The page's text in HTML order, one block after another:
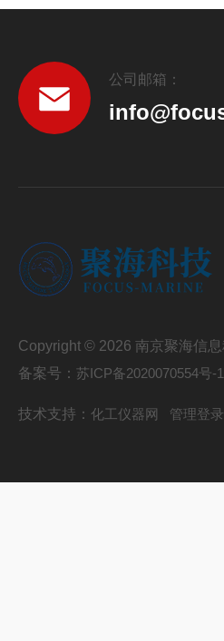
公司邮箱：
Copyright © 2026 南京聚海信
备案号： 苏ICP备2020070554号-1
技术支持： 化工仪器网 管理登录